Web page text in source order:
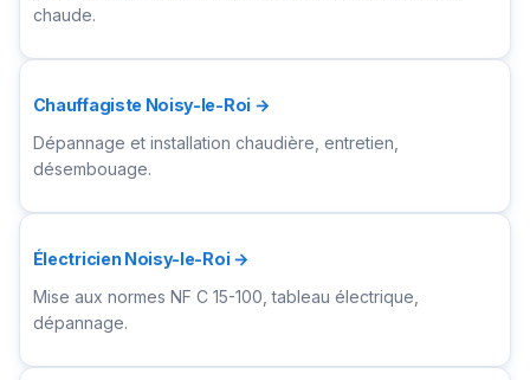
chaude.
Chauffagiste Noisy-le-Roi →
Dépannage et installation chaudière, entretien,
désembouage.
Électricien Noisy-le-Roi →
Mise aux normes NF C 15-100, tableau électrique,
dépannage.